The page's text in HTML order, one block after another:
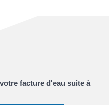
facture d'eau suite à